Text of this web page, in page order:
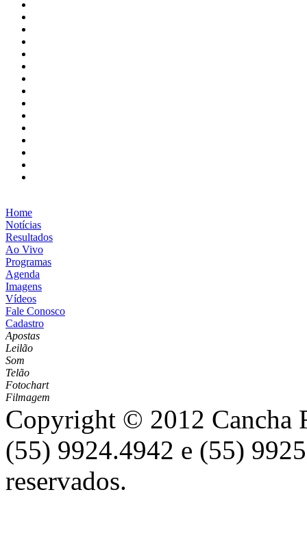
Home
Notícias
Resultados
Ao Vivo
Programas
Agenda
Imagens
Vídeos
Fale Conosco
Cadastro
Apostas
Leilão
Som
Telão
Fotochart
Filmagem
Copyright © 2012 Cancha
(55) 9924.4942 e (55)
reservados.